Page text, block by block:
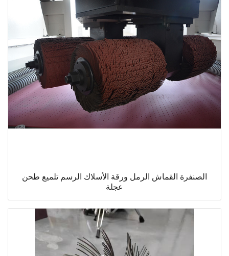
الصنفرة القماش الرمل ورقة الأسلاك الرسم تلميع طحن
عجلة